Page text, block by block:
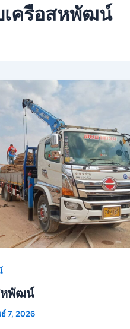
เครือสหพัฒน์
หพัฒน์
7, 2026